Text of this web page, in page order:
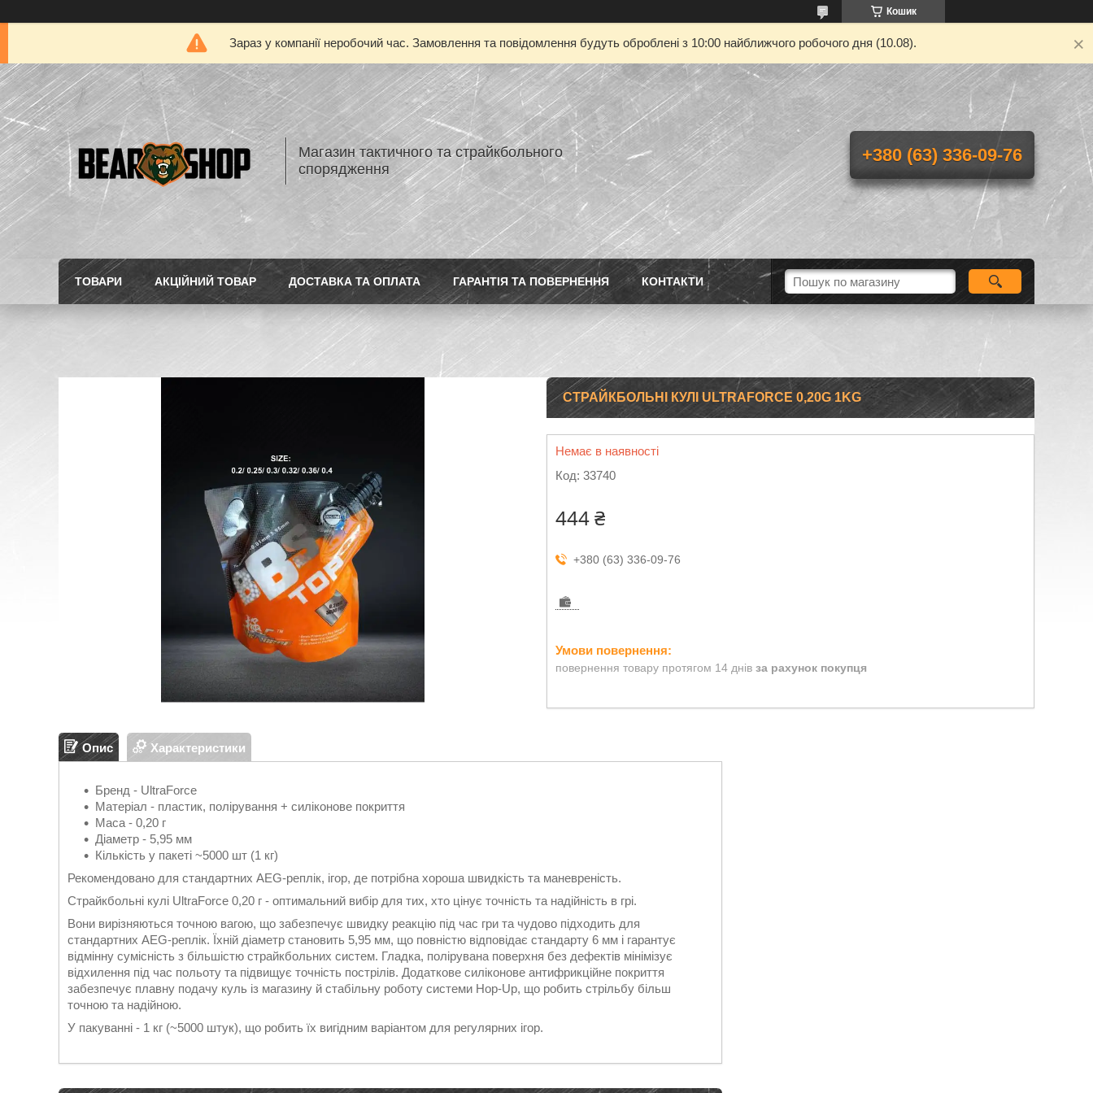
Кошик
Зараз у компанії неробочий час. Замовлення та повідомлення будуть оброблені з 10:00 найближчого робочого дня (10.08).
Магазин тактичного та страйкбольного
спорядження
+380 (63) 336-09-76
ТОВАРИ АКЦІЙНИЙ ТОВАР ДОСТАВКА ТА ОПЛАТА ГАРАНТІЯ ТА ПОВЕРНЕННЯ КОНТАКТИ
СТРАЙКБОЛЬНІ КУЛІ ULTRAFORCE 0,20G 1KG
Немає в наявності
Код: 33740
444 ₴
+380 (63) 336-09-76
повернення товару протягом 14 днів за рахунок покупця
Опис Характеристики
Бренд - UltraForce
Матеріал - пластик, полірування + силіконове покриття
Маса - 0,20 г
Діаметр - 5,95 мм
Кількість у пакеті ~5000 шт (1 кг)
Рекомендовано для стандартних AEG-реплік, ігор, де потрібна хороша швидкість та маневреність.
Страйкбольні кулі UltraForce 0,20 г - оптимальний вибір для тих, хто цінує точність та надійність в грі.
Вони вирізняються точною вагою, що забезпечує швидку реакцію під час гри та чудово підходить для
стандартних AEG-реплік. Їхній діаметр становить 5,95 мм, що повністю відповідає стандарту 6 мм і гарантує
відмінну сумісність з більшістю страйкбольних систем. Гладка, полірувана поверхня без дефектів мінімізує
відхилення під час польоту та підвищує точність пострілів. Додаткове силіконове антифрикційне покриття
забезпечує плавну подачу куль із магазину й стабільну роботу системи Hop-Up, що робить стрільбу більш
точною та надійною.
У пакуванні - 1 кг (~5000 штук), що робить їх вигідним варіантом для регулярних ігор.